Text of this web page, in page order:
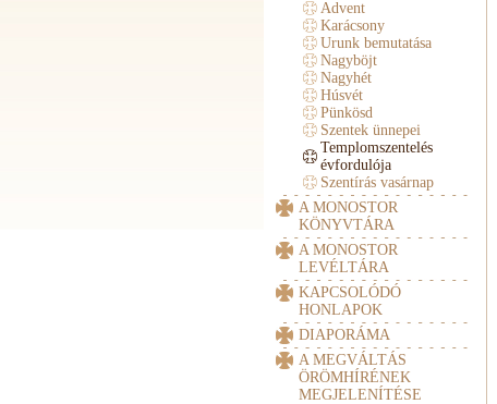
Advent
Karácsony
Urunk bemutatása
Nagyböjt
Nagyhét
Húsvét
Pünkösd
Szentek ünnepei
Templomszentelés
évfordulója
Szentírás vasárnap
A MONOSTOR
KÖNYVTÁRA
A MONOSTOR
LEVÉLTÁRA
KAPCSOLÓDÓ
HONLAPOK
DIAPORÁMA
A MEGVÁLTÁS
ÖRÖMHÍRÉNEK
MEGJELENÍTÉSE